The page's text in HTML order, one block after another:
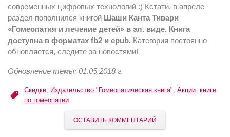
современных цифровых технологий :) Кстати, в апреле
раздел пополнился книгой Шаши Канта Тивари
«Гомеопатия и лечение детей» в эл. виде. Книга
доступна в форматах fb2 и epub. Категория постоянно
обновляется, следите за новостями!
Обновление темы: 01.05.2018 г.
Скидки, Издательство "Гомеопатическая книга", Акции, книги
по гомеопатии
ОСТАВИТЬ КОММЕНТАРИЙ